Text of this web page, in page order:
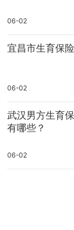
06-02
宜昌市生育保
06-02
武汉男方生育
有哪些？
06-02